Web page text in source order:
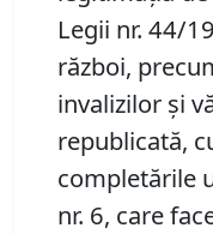
Legii nr. 44/
război,
invalizilor şi
republicată,
completările
nr. 6, care